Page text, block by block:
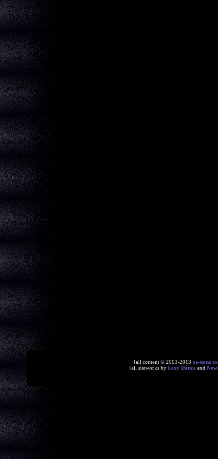
[all content © 2003-2013 xe-
[all siteworks by Lexy Danceand